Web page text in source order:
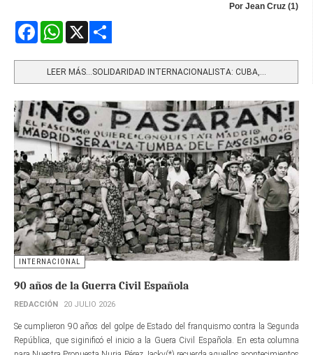
Por Jean Cruz (1)
FacebookWhatsApp
LEER MÁS…SOLIDARIDAD INTERNACIONALISTA: CUBA,...
INTERNACIONAL
90 años de la Guerra Civil Española
REDACCIÓN 20 JULIO 2026
Se cumplieron 90 años del golpe de Estado del franquismo contra la Segunda
República, que siginificó el inicio a la Guera Civil Española. En esta columna